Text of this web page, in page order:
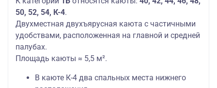
50, 52, 54, К-4.
Двухместная двухъярусная каюта с частичными
удобствами, расположенная на главной и средней
палубах.
Площадь каюты ≈ 5,5 м².
В каюте К-4 два спальных места нижнего